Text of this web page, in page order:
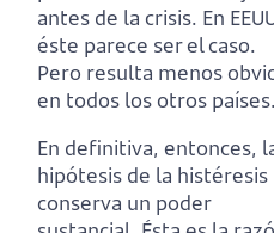
antes de la crisis. En
éste parece ser el caso.
Pero resulta menos
en todos los otros países.
En definitiva, entonces,
hipótesis de la histéresis
conserva un poder